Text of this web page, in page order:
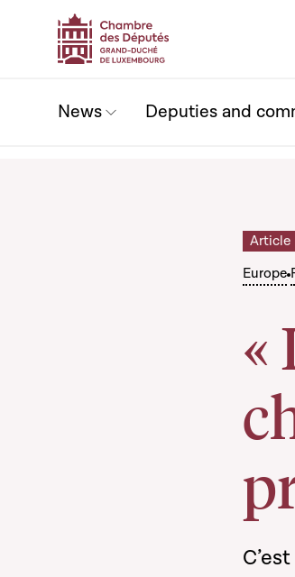
News Deputies and
Europe
«
Article